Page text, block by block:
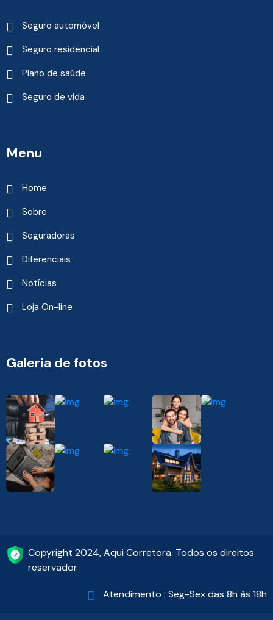
Seguro automóvel
Seguro residencial
Plano de saúde
Seguro de vida
Menu
Home
Sobre
Seguradoras
Diferenciais
Notícias
Loja On-line
Galeria de fotos
Copyright 2024, Aqui Corretora. Todos os direitos
reservador
Atendimento : Seg-Sex das 8h às 18h